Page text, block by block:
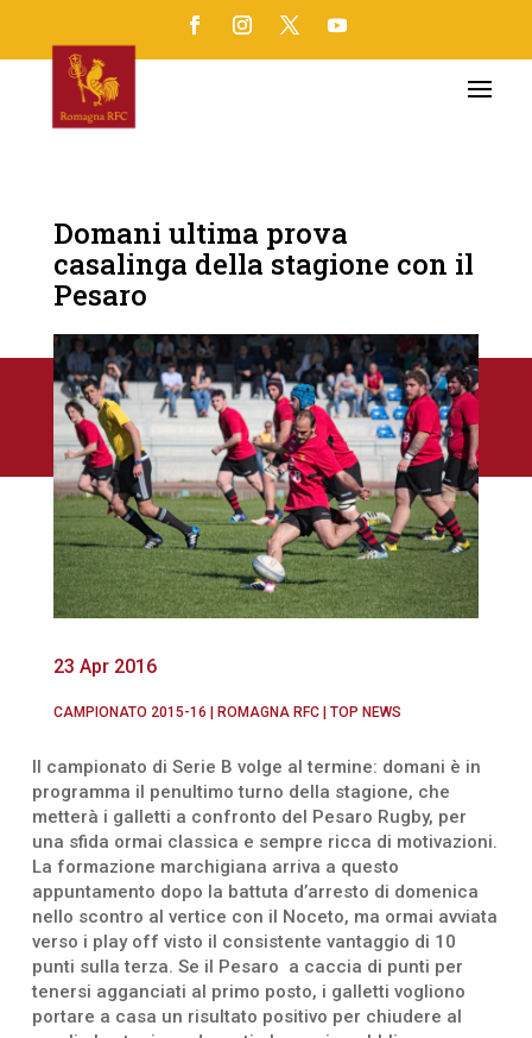
Domani ultima prova
casalinga della stagione con il
Pesaro
23 Apr 2016
CAMPIONATO 2015-16 | ROMAGNA RFC| TOP NEWS
Il campionato di Serie B volge al termine: domani è in
programma il penultimo turno della stagione, che
metterà i galletti a confronto del Pesaro Rugby, per
una sfida ormai classica e sempre ricca di motivazioni.
La formazione marchigiana arriva a questo
appuntamento dopo la battuta d’arresto di domenica
nello scontro al vertice con il Noceto, ma ormai avviata
verso i play off visto il consistente vantaggio di 10
punti sulla terza. Se il Pesaro a caccia di punti per
tenersi agganciati al primo posto, i galletti vogliono
portare a casa un risultato positivo per chiudere al